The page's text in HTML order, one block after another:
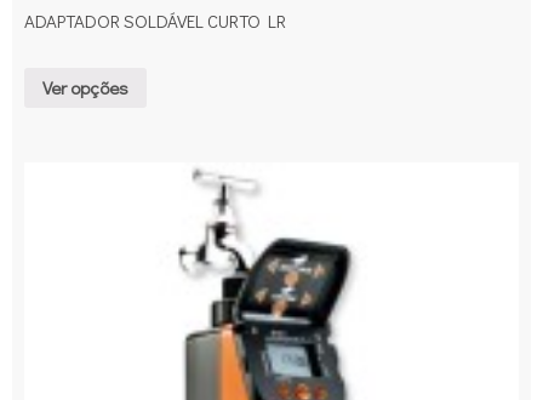
ADAPTADOR SOLDÁVEL CURTO LR
Ver opções